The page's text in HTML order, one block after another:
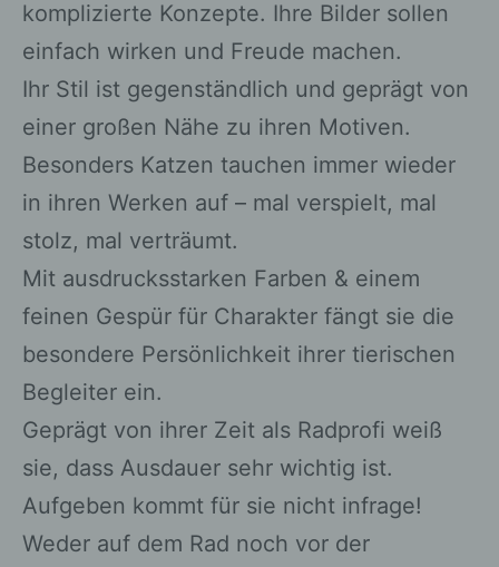
komplizierte Konzepte. Ihre Bilder sollen
einfach wirken und Freude machen.
Ihr Stil ist gegenständlich und geprägt von
einer großen Nähe zu ihren Motiven.
Besonders Katzen tauchen immer wieder
in ihren Werken auf – mal verspielt, mal
stolz, mal verträumt.
Mit ausdrucksstarken Farben & einem
feinen Gespür für Charakter fängt sie die
besondere Persönlichkeit ihrer tierischen
Begleiter ein.
Geprägt von ihrer Zeit als Radprofi weiß
sie, dass Ausdauer sehr wichtig ist.
Aufgeben kommt für sie nicht infrage!
Weder auf dem Rad noch vor der